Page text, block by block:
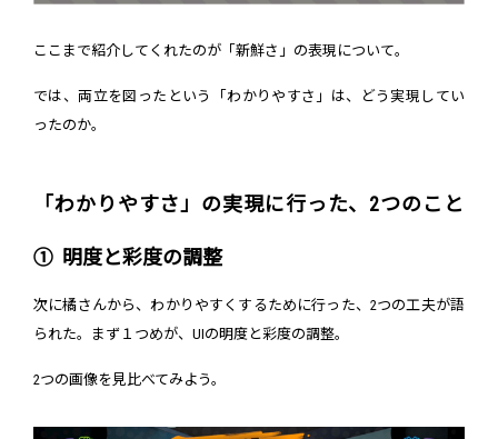
ここまで紹介してくれたのが「新鮮さ」の表現について。
では、両立を図ったという「わかりやすさ」は、どう実現してい
ったのか。
「わかりやすさ」の実現に行った、2つのこと
① 明度と彩度の調整
次に橘さんから、わかりやすくするために行った、2つの工夫が語
られた。まず１つめが、UIの明度と彩度の調整。
2つの画像を見比べてみよう。